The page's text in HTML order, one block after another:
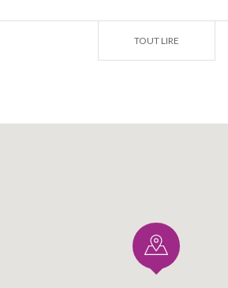
concept
un lieu où associer le
TOUT LIRE